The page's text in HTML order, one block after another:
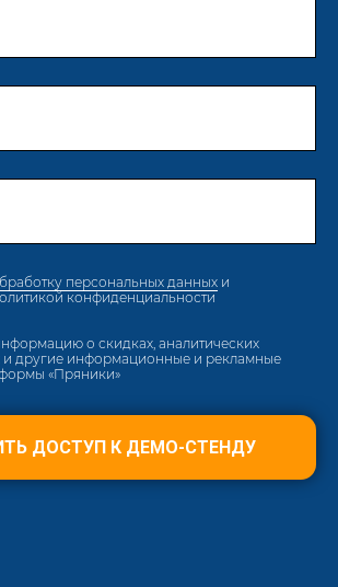
персональных данных и
конфиденциальности
о скидках, аналитических
и другие информационные и рекламные
«Пряники»
ДОСТУП К ДЕМО-СТЕНДУ